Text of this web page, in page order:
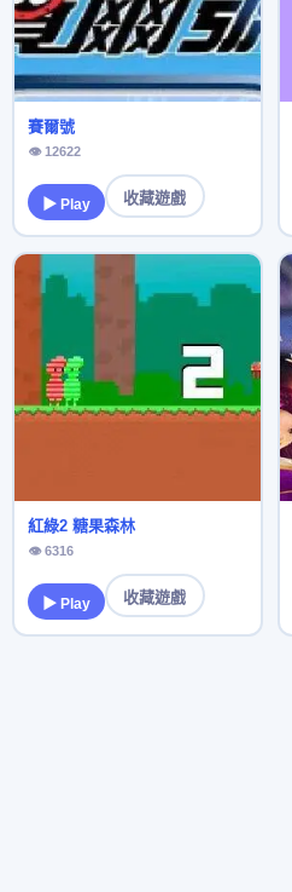
賽爾號
👁 12622
▶ Play 收藏遊戲
紅綠2 糖果森林
👁 6316
▶ Play 收藏遊戲